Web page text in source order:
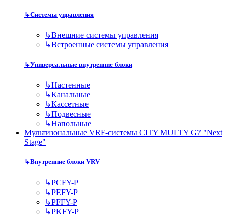
↳Системы управления
↳Внешние системы управления
↳Встроенные системы управления
↳Универсальные внутренние блоки
↳Настенные
↳Канальные
↳Кассетные
↳Подвесные
↳Напольные
Мультизональные VRF-системы CITY MULTY G7 "Next
Stage"
↳Внутренние блоки VRV
↳PCFY-P
↳PEFY-P
↳PFFY-P
↳PKFY-P